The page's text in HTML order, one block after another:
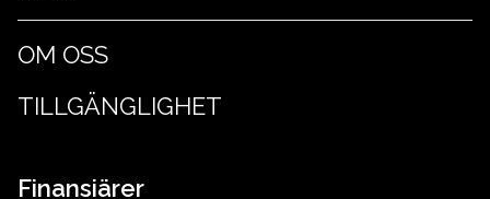
OM OSS
TILLGÄNGLIGHET
Finansiärer